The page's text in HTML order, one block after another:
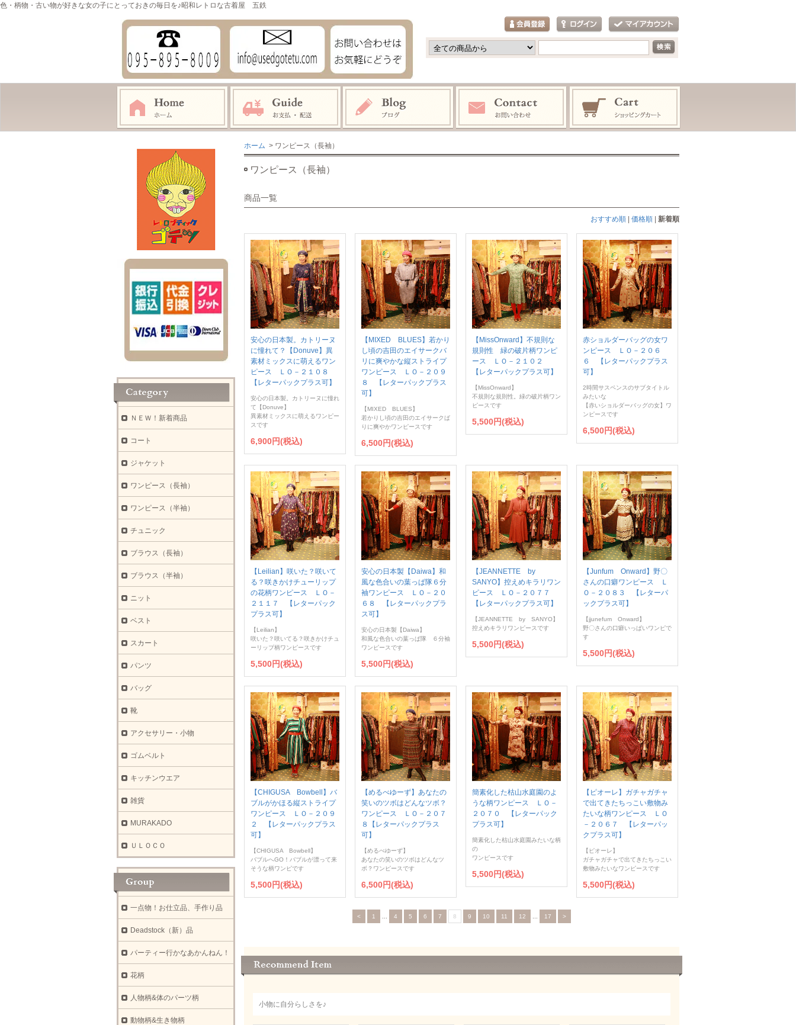
色・柄物・古い物が好きな女の子にとっておきの毎日を♪昭和レトロな古着屋 五鉄
ホーム > ワンピース（長袖）
ワンピース（長袖）
商品一覧
おすすめ順 価格順 新着順
安心の日本製。カトリーヌ
に憧れて？【Donuve】異
素材ミックスに萌えるワン
ピース ＬＯ－２１０８
【レターパックプラス可】
安心の日本製。カトリーヌに憧れ
て【Donuve】
異素材ミックスに萌えるワンピー
スです
6,900円(税込)
【MIXED BLUES】若かり
し頃の吉田のエイサークバ
リに爽やかな縦ストライプ
ワンピース ＬＯ－２０９
８ 【レターパックプラス
可】
【MIXED BLUES】
若かりし頃の吉田のエイサークば
りに爽やかワンピースです
6,500円(税込)
【MissOnward】不規則な
規則性 緑の破片柄ワンピ
ース ＬＯ－２１０２
【レターパックプラス可】
【MissOnward】
不規則な規則性。緑の破片柄ワン
ピースです
5,500円(税込)
赤ショルダーバッグの女ワ
ンピース ＬＯ－２０６
６ 【レターパックプラス
可】
2時間サスペンスのサブタイトル
みたいな
【赤いショルダーバッグの女】ワ
ンピースです
6,500円(税込)
【Leilian】咲いた？咲いて
る？咲きかけチューリップ
の花柄ワンピース ＬＯ－
２１１７ 【レターパック
プラス可】
【Leilian】
咲いた？咲いてる？咲きかけチュ
ーリップ柄ワンピースです
5,500円(税込)
安心の日本製【Daiwa】和
風な色合いの葉っぱ隊６分
袖ワンピース ＬＯ－２０
６８ 【レターパックプラ
ス可】
安心の日本製【Daiwa】
和風な色合いの葉っぱ隊 ６分袖
ワンピースです
5,500円(税込)
【JEANNETTE by
SANYO】控えめキラリワン
ピース ＬＯ－２０７７
【レターパックプラス可】
【JEANNETTE by SANYO】
控えめキラリワンピースです
5,500円(税込)
【Junfum Onward】野〇
さんの口癖ワンピース Ｌ
Ｏ－２０８３ 【レターパ
ックプラス可】
【jjunefum Onward】
野〇さんの口癖いっぱいワンピで
す
5,500円(税込)
【CHIGUSA Bowbell】バ
ブルがかほる縦ストライプ
ワンピース ＬＯ－２０９
２ 【レターパックプラス
可】
【CHIGUSA Bowbell】
バブルへGO！バブルが漂って来
そうな柄ワンピです
5,500円(税込)
【めるべゆーず】あなたの
笑いのツボはどんなツボ？
ワンピース ＬＯ－２０７
８【レターパックプラス
可】
【めるべゆーず】
あなたの笑いのツボはどんなツ
ボ？ワンピースです
6,500円(税込)
簡素化した枯山水庭園のよ
うな柄ワンピース ＬＯ－
２０７０ 【レターパック
プラス可】
簡素化した枯山水庭園みたいな柄
の
ワンピースです
5,500円(税込)
【ピオーレ】ガチャガチャ
で出てきたちっこい敷物み
たいな柄ワンピース ＬＯ
－２０６７ 【レターパッ
クプラス可】
【ピオーレ】
ガチャガチャで出てきたちっこい
敷物みたいなワンピースです
5,500円(税込)
< 1 4 5 6 7 8 9 10 11 12 17 >
小物に自分らしさを♪
ＮＥＷ！新着商品
コート
ジャケット
ワンピース（長袖）
ワンピース（半袖）
チュニック
ブラウス（長袖）
ブラウス（半袖）
ニット
ベスト
スカート
パンツ
バッグ
靴
アクセサリー・小物
ゴムベルト
キッチンウエア
雑貨
MURAKADO
ＵＬＯＣＯ
一点物！お仕立品、手作り品
Deadstock（新）品
パーティー行かなあかんねん！
花柄
人物柄&体のパーツ柄
動物柄&生き物柄